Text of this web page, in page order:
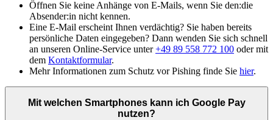
Öffnen Sie keine Anhänge von E-Mails, wenn Sie den:die
Absender:in nicht kennen.
Eine E-Mail erscheint Ihnen verdächtig? Sie haben bereits
persönliche Daten eingegeben? Dann wenden Sie sich schnell
an unseren Online-Service unter+49 89 558 772 100 oder mit
dem Kontaktformular.
Mehr Informationen zum Schutz vor Pishing finde Sie hier.
Mit welchen Smartphones kann ich Google Pay
nutzen?